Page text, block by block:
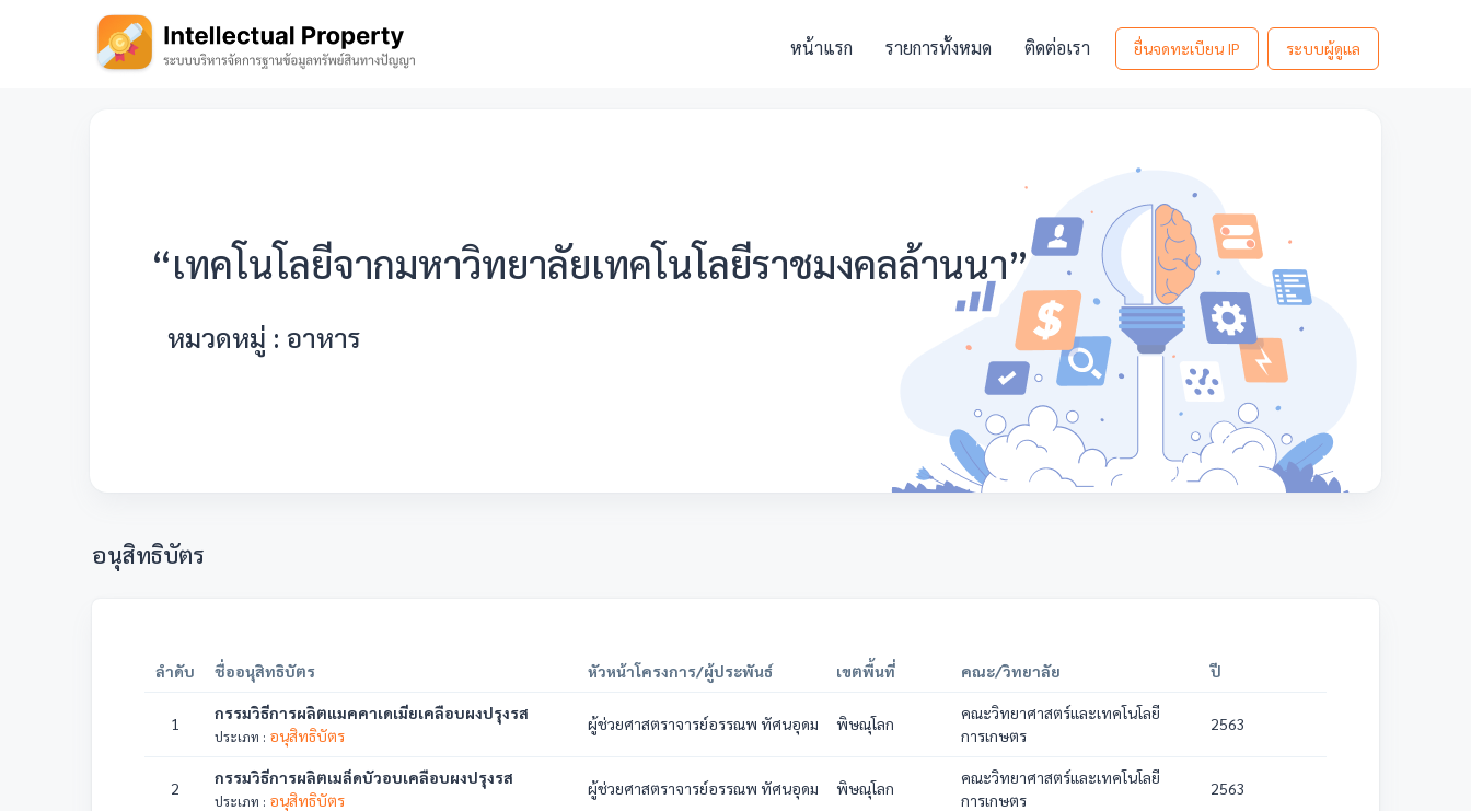
หน้าแรก รายการทั้งหมด ติดต่อเรา ยื่นจดทะเบียน IP ระบบผู้ดูแล
“เทคโนโลยีจากมหาวิทยาลัยเทคโนโลยีราชมงคลล้านนา”
หมวดหมู่ : อาหาร
อนุสิทธิบัตร
ลำดับ ชื่ออนุสิทธิบัตร หัวหน้าโครงการ/ผู้ประพันธ์ เขตพื้นที่ คณะ/วิทยาลัย ปี
1
กรรมวิธีการผลิตแมคคาเดเมียเคลือบผงปรุงรส
ประเภท : อนุสิทธิบัตร
ผู้ช่วยศาสตราจารย์อรรณพ ทัศนอุดม พิษณุโลก
คณะวิทยาศาสตร์และเทคโนโลยี
การเกษตร
2563
2
กรรมวิธีการผลิตเมล็ดบัวอบเคลือบผงปรุงรส
ประเภท : อนุสิทธิบัตร
ผู้ช่วยศาสตราจารย์อรรณพ ทัศนอุดม พิษณุโลก
คณะวิทยาศาสตร์และเทคโนโลยี
การเกษตร
2563